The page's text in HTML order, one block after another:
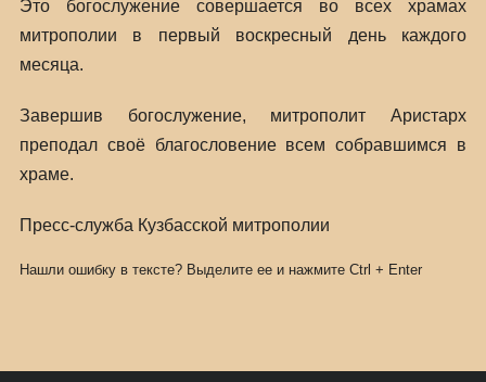
Это богослужение совершается во всех храмах
митрополии в первый воскресный день каждого
месяца.
Завершив богослужение, митрополит Аристарх
преподал своё благословение всем собравшимся в
храме.
Пресс-служба Кузбасской митрополии
Нашли ошибку в тексте? Выделите ее и нажмите Ctrl + Enter